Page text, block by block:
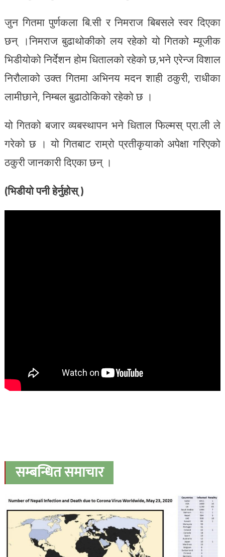
जुन गितमा पुर्णकला बि.सी र निमराज बिबसले स्वर दिएका
छन् ।निमराज बुढाथोकीको लय रहेको यो गितको म्यूजीक
भिडीयोको निर्देशन होम धितालको रहेको छ,भने एरेन्ज विशाल
निरौलाको उक्त गितमा अभिनय मदन शाही ठकुरी, राधीका
लामीछाने, निम्बल बुढाठोकिको रहेको छ ।
यो गितको बजार व्यबस्थापन भने धिताल फिल्मस् प्रा.ली ले
गरेको छ । यो गितबाट राम्रो प्रतीकृयाको अपेक्षा गरिएको
ठकुरी जानकारी दिएका छन् ।
(भिडीयो पनी हेर्नुहोस् )
सम्बन्धित समाचार